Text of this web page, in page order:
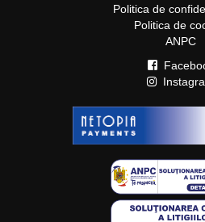
Politica de
Politica de
ANPC